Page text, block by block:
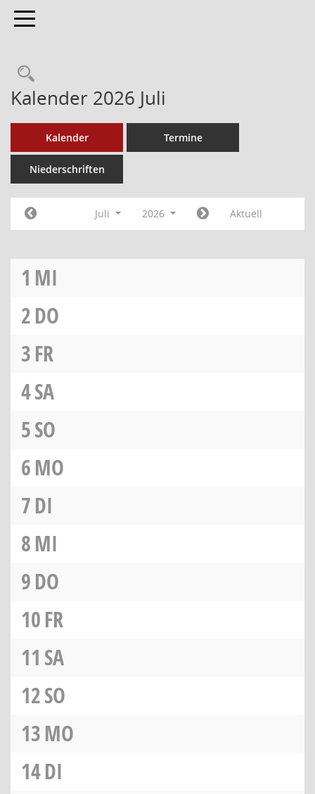
Toggle navigation
Kalender 2026 Juli
Kalender Termine
Niederschriften
Juli 2026 Aktuell
1 MI
2DO
3FR
4SA
5SO
6MO
7DI
8MI
9DO
10FR
11 SA
12SO
13MO
14DI